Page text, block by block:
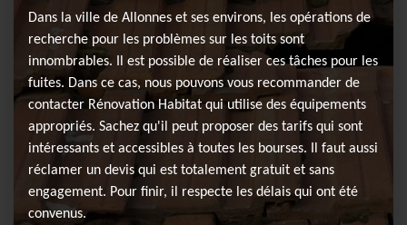
Dans la ville de Allonnes et ses environs, les opérations de
recherche pour les problèmes sur les toits sont
innombrables. Il est possible de réaliser ces tâches pour les
fuites. Dans ce cas, nous pouvons vous recommander de
contacter Rénovation Habitat qui utilise des équipements
appropriés. Sachez qu'il peut proposer des tarifs qui sont
intéressants et accessibles à toutes les bourses. Il faut aussi
réclamer un devis qui est totalement gratuit et sans
engagement. Pour finir, il respecte les délais qui ont été
convenus.